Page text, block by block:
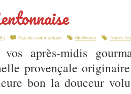
Pas de commentaire Meilleures Toutes
après-midis
provençale
bon la douceur